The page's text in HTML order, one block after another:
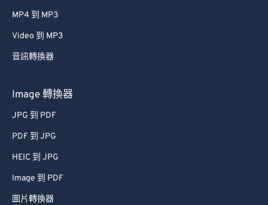
MP4 到 MP3
Video 到 MP3
音訊轉換器
Image 轉換器
JPG 到 PDF
PDF 到 JPG
HEIC 到 JPG
Image 到 PDF
圖片轉換器